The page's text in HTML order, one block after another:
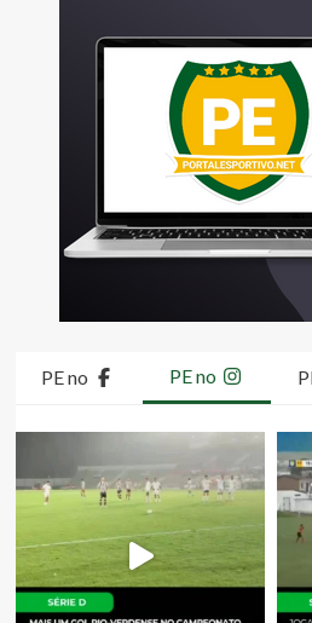
PE no PE no